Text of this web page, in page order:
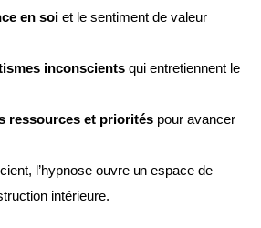
en soi et le sentiment de valeur
inconscients qui entretiennent le
ressources et priorités pour avancer
l’hypnose ouvre un espace de
intérieure.